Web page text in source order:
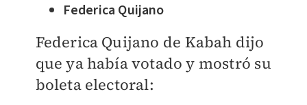
Federica Quijano
Federica Quijano de Kabah dijo
que ya había votado y mostró su
boleta electoral: